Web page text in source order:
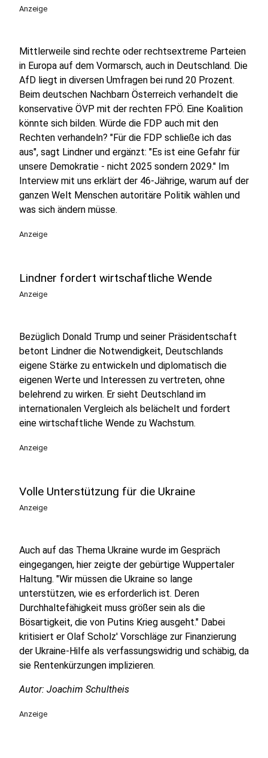
Anzeige
Mittlerweile sind rechte oder rechtsextreme Parteien
in Europa auf dem Vormarsch, auch in Deutschland. Die
AfD liegt in diversen Umfragen bei rund 20 Prozent.
Beim deutschen Nachbarn Österreich verhandelt die
konservative ÖVP mit der rechten FPÖ. Eine Koalition
könnte sich bilden. Würde die FDP auch mit den
Rechten verhandeln? "Für die FDP schließe ich das
aus", sagt Lindner und ergänzt: "Es ist eine Gefahr für
unsere Demokratie - nicht 2025 sondern 2029." Im
Interview mit uns erklärt der 46-Jährige, warum auf der
ganzen Welt Menschen autoritäre Politik wählen und
was sich ändern müsse.
Anzeige
Lindner fordert wirtschaftliche Wende
Anzeige
Bezüglich Donald Trump und seiner Präsidentschaft
betont Lindner die Notwendigkeit, Deutschlands
eigene Stärke zu entwickeln und diplomatisch die
eigenen Werte und Interessen zu vertreten, ohne
belehrend zu wirken. Er sieht Deutschland im
internationalen Vergleich als belächelt und fordert
eine wirtschaftliche Wende zu Wachstum.
Anzeige
Volle Unterstützung für die Ukraine
Anzeige
Auch auf das Thema Ukraine wurde im Gespräch
eingegangen, hier zeigte der gebürtige Wuppertaler
Haltung. "Wir müssen die Ukraine so lange
unterstützen, wie es erforderlich ist. Deren
Durchhaltefähigkeit muss größer sein als die
Bösartigkeit, die von Putins Krieg ausgeht." Dabei
kritisiert er Olaf Scholz' Vorschläge zur Finanzierung
der Ukraine-Hilfe als verfassungswidrig und schäbig, da
sie Rentenkürzungen implizieren.
Autor: Joachim Schultheis
Anzeige